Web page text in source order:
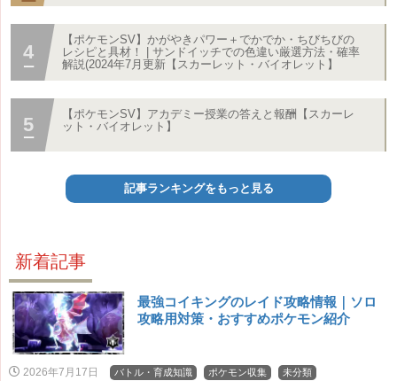
【ポケモンSV】かがやきパワー＋でかでか・ちびちびの
レシピと具材！ | サンドイッチでの色違い厳選方法・確率
解説(2024年7月更新【スカーレット・バイオレット】
【ポケモンSV】アカデミー授業の答えと報酬【スカーレ
ット・バイオレット】
記事ランキングをもっと見る
新着記事
最強コイキングのレイド攻略情報｜ソロ
攻略用対策・おすすめポケモン紹介
2026年7月17日 バトル・育成知識 ポケモン収集 未分類